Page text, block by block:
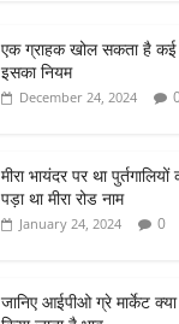
s
A
p
e
एक ग्राहक खोल सकता है
इसका नियम
December 24, 2024
मीरा भायंदर पर था
पड़ा था मीरा रोड नाम
January 24, 2024 0
जानिए आईपीओ ग्रे मार्केट